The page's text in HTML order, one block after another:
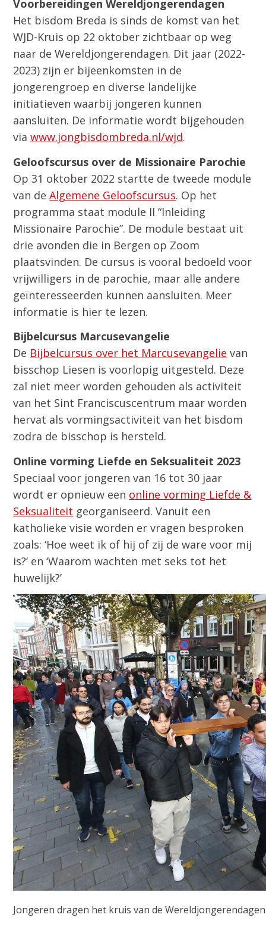
Voorbereidingen Wereldjongerendagen
Het bisdom Breda is sinds de komst van het
WJD-Kruis op 22 oktober zichtbaar op weg
naar de Wereldjongerendagen. Dit jaar (2022-
2023) zijn er bijeenkomsten in de
jongerengroep en diverse landelijke
initiatieven waarbij jongeren kunnen
aansluiten. De informatie wordt bijgehouden
viawww.jongbisdombreda.nl/wjd.
Geloofscursus over de Missionaire Parochie
Op 31 oktober 2022 startte de tweede module
van deAlgemene Geloofscursus. Op het
programma staat module II “Inleiding
Missionaire Parochie”. De module bestaat uit
drie avonden die in Bergen op Zoom
plaatsvinden. De cursus is vooral bedoeld voor
vrijwilligers in de parochie, maar alle andere
geïnteresseerden kunnen aansluiten. Meer
informatie is hier te lezen.
Bijbelcursus Marcusevangelie
De Bijbelcursus over het Marcusevangelie van
bisschop Liesen is voorlopig uitgesteld. Deze
zal niet meer worden gehouden als activiteit
van het Sint Franciscuscentrum maar worden
hervat als vormingsactiviteit van het bisdom
zodra de bisschop is hersteld.
Online vorming Liefde en Seksualiteit 2023
Speciaal voor jongeren van 16 tot 30 jaar
wordt er opnieuw een online vorming Liefde &
Seksualiteit georganiseerd. Vanuit een
katholieke visie worden er vragen besproken
zoals: ‘Hoe weet ik of hij of zij de ware voor mij
is?’ en ‘Waarom wachten met seks tot het
huwelijk?’
Jongeren dragen het kruis van de